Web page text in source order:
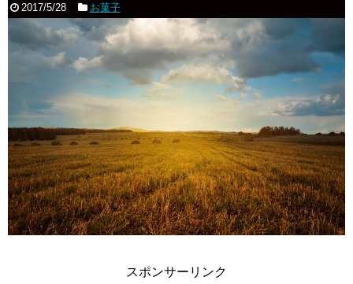
2017/5/28 お菓子
スポンサーリンク